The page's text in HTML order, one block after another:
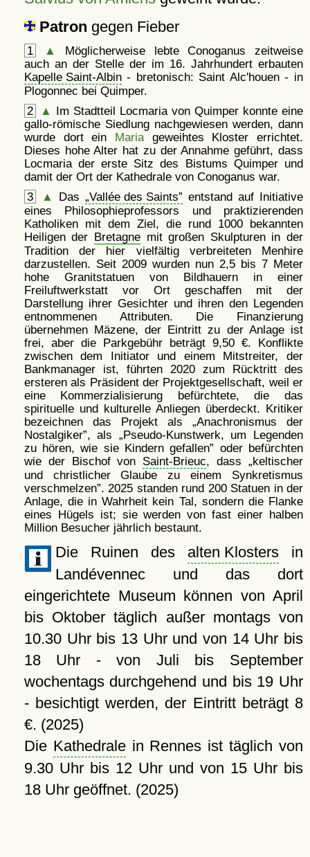
Patron gegen Fieber
1 ▲
Möglicherweise lebte Conoganus zeitweise
auch an der Stelle der im 16. Jahrhundert erbauten
Kapelle Saint-Albin- bretonisch: Saint Alc'houen - in
Plogonnec bei Quimper.
2
▲
Im Stadtteil Locmaria von Quimper konnte eine
gallo-römische Siedlung nachgewiesen werden, dann
wurde dort ein Mariageweihtes Kloster errichtet.
Dieses hohe Alter hat zu der Annahme geführt, dass
Locmaria der erste Sitz des Bistums Quimper und
damit der Ort der Kathedrale von Conoganus war.
3
▲ Das Vallée des Saints
entstand auf Initiative
eines Philosophieprofessors und praktizierenden
Katholiken mit dem Ziel, die rund 1000 bekannten
Heiligen der Bretagne mit großen Skulpturen in der
Tradition der hier vielfältig verbreiteten Menhire
darzustellen. Seit 2009 wurden nun 2,5 bis 7 Meter
hohe Granitstatuen von Bildhauern in einer
Freiluftwerkstatt vor Ort geschaffen mit der
Darstellung ihrer Gesichter und ihren den Legenden
entnommenen Attributen. Die Finanzierung
übernehmen Mäzene, der Eintritt zu der Anlage ist
frei, aber die Parkgebühr beträgt 9,50 €. Konflikte
zwischen dem Initiator und einem Mitstreiter, der
Bankmanager ist, führten 2020 zum Rücktritt des
ersteren als Präsident der Projektgesellschaft, weil er
eine Kommerzialisierung befürchtete, die das
spirituelle und kulturelle Anliegen überdeckt. Kritiker
bezeichnen das Projekt als
Anachronismus der
Nostalgiker , als
Pseudo-Kunstwerk, um Legenden
zu hören, wie sie Kindern gefallen
oder befürchten
wie der Bischof von Saint-Brieuc, dass keltischer
und christlicher Glaube zu einem Synkretismus
verschmelzen . 2025 standen rund 200 Statuen in der
Anlage, die in Wahrheit kein Tal, sondern die Flanke
eines Hügels ist; sie werden von fast einer halben
Million Besucher jährlich bestaunt.
Die Ruinen des alten Klostersin
Landévennec und das dort
eingerichtete Museum können von April
bis Oktober täglich außer montags von
10.30 Uhr bis 13 Uhr und von 14 Uhr bis
18 Uhr - von Juli bis September
wochentags durchgehend und bis 19 Uhr
- besichtigt werden, der Eintritt beträgt 8
€. (2025)
Die Kathedralein Rennes ist täglich von
9.30 Uhr bis 12 Uhr und von 15 Uhr bis
18 Uhr geöffnet. (2025)